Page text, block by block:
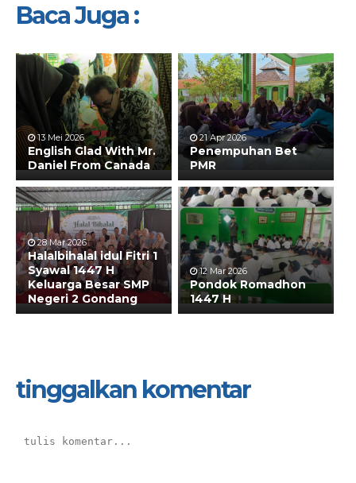
Baca Juga :
13 Mei 2026
English Glad With Mr.
Daniel From Canada
21 Apr 2026
Penempuhan Bet
PMR
28 Mar 2026
Halalbihalal idul Fitri 1
Syawal 1447 H
Keluarga Besar SMP
Negeri 2 Gondang
12 Mar 2026
Pondok Romadhon
1447 H
tinggalkan komentar